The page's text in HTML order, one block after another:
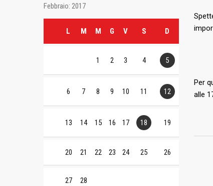
Per
alle
Febbraio: 2017
L M M G V S D
1 2 3 4 5
6 7 8 9 10 11 12
13 14 15 16 17 18 19
20 21 22 23 24 25 26
27 28